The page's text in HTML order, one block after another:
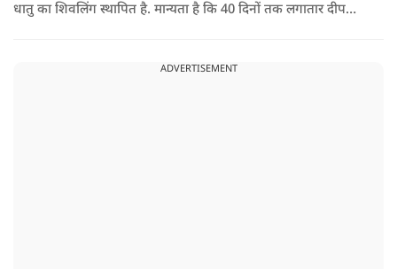
धातु का शिवलिंग स्थापित है. मान्यता है कि 40 दिनों तक लगातार दीपक
ADVERTISEMENT